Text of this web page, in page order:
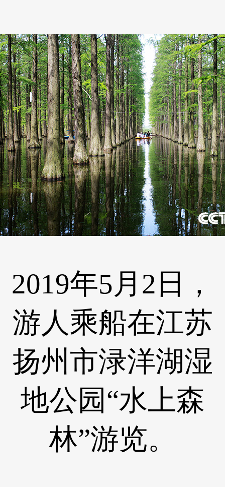
2019年5月2日，
游人乘船在江苏
扬州市渌洋湖湿
地公园“水上森
林”游览。